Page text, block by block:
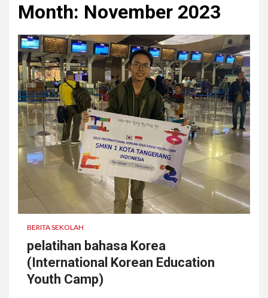
Month: November 2023
BERITA SEKOLAH
pelatihan bahasa Korea
(International Korean Education
Youth Camp)